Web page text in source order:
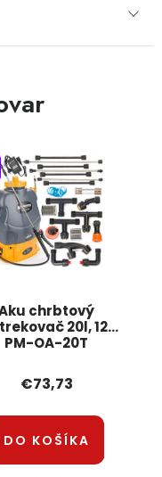
chrbtový
20l, 12V,
PM-OA-20T
€73,73
DO KOŠÍKA